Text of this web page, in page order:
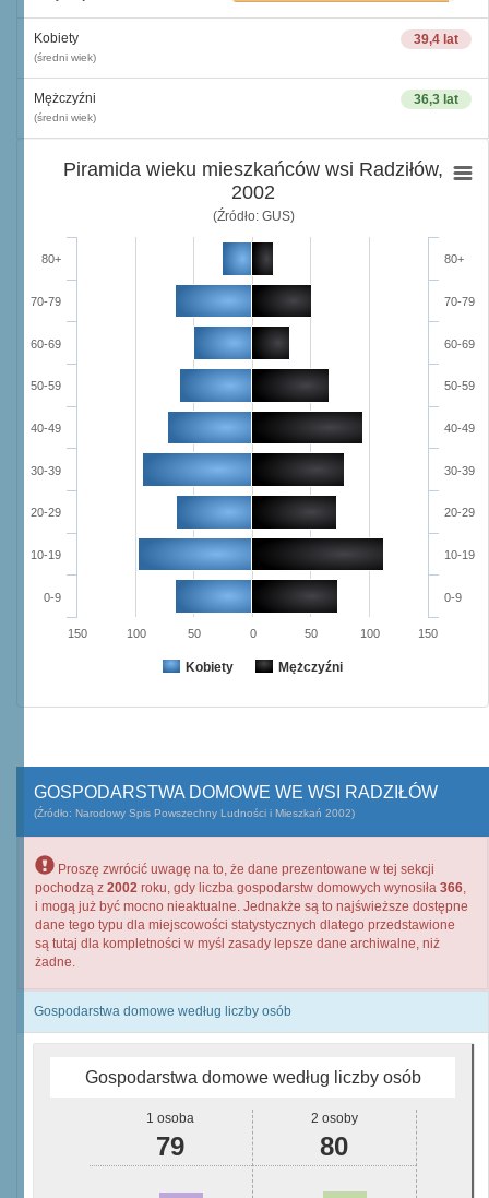
39,4 lat
Kobiety
(średni wiek)
36,3 lat
Mężczyźni
(średni wiek)
Piramida wieku mieszkańców wsi Radziłów,
2002
(Źródło: GUS)
Kobiety Mężczyźni
0-9
10-19
20-29
30-39
40-49
50-59
60-69
70-79
80+
0-9
10-19
20-29
30-39
40-49
50-59
60-69
70-79
80+
150 100 50 0 50 100 150
GOSPODARSTWA DOMOWE WE WSI RADZIŁÓW
(Źródło: Narodowy Spis Powszechny Ludności i Mieszkań 2002)
Proszę zwrócić uwagę na to, że dane prezentowane w tej sekcji
pochodzą z 2002 roku, gdy liczba gospodarstw domowych wynosiła 366,
i mogą już być mocno nieaktualne. Jednakże są to najświeższe dostępne
dane tego typu dla miejscowości statystycznych dlatego przedstawione
są tutaj dla kompletności w myśl zasady lepsze dane archiwalne, niż
żadne.
Gospodarstwa domowe według liczby osób
Gospodarstwa domowe według liczby osób
1 osoba
79
2 osoby
80